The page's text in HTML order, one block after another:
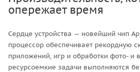
опережает время
Сердце устройства — новейший чип
процессор обеспечивает рекордную
приложений, игр и обработки фото- и
ресурсоемкие задачи выполняются